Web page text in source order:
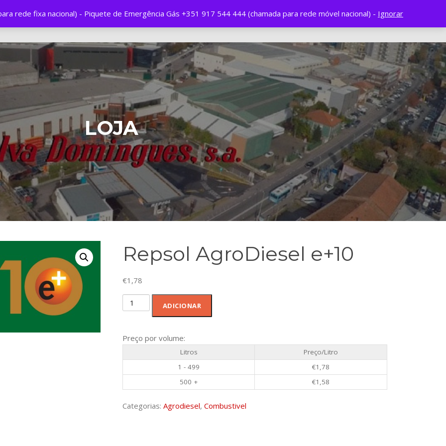
rede fixa nacional) - Piquete de Emergência Gás +351 917 544 444 (chamada para rede móvel nacional) - Ignorar
Produtos e Serviços Eventos
LOJA
Repsol AgroDiesel e+10
€1,78
Quantidade
de
AgroDiesel
ADICIONAR
Preço por volume:
Litros
Preço/Litro
1 - 499
€1,78
500 +
€1,58
Categorias:Agrodiesel,Combustivel